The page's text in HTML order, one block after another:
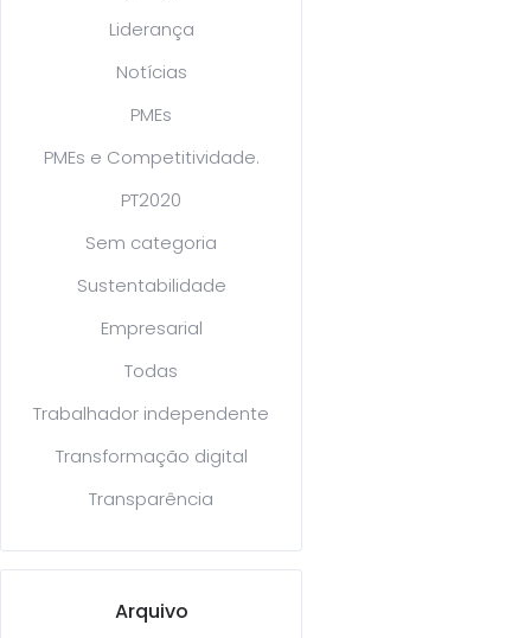
Liderança
Notícias
PMEs
PMEs e Competitividade.
PT2020
Sem categoria
Sustentabilidade
Empresarial
Todas
Trabalhador independente
Transformação digital
Transparência
Arquivo